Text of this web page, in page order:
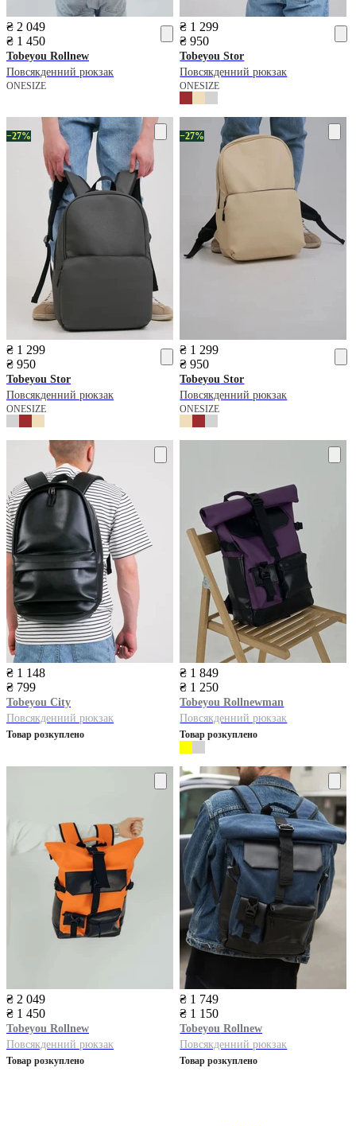
₴ 2 049
₴ 1 450
Tobeyou Rollnew
Повсякденний рюкзак
ONESIZE
₴ 1 299
₴ 950
Tobeyou Stor
Повсякденний рюкзак
ONESIZE
−27%
₴ 1 299
₴ 950
Tobeyou Stor
Повсякденний рюкзак
ONESIZE
−27%
₴ 1 299
₴ 950
Tobeyou Stor
Повсякденний рюкзак
ONESIZE
₴ 1 148
₴ 799
Tobeyou City
Повсякденний рюкзак
Товар розкуплено
₴ 1 849
₴ 1 250
Tobeyou Rollnewman
Повсякденний рюкзак
Товар розкуплено
₴ 2 049
₴ 1 450
Tobeyou Rollnew
Повсякденний рюкзак
Товар розкуплено
₴ 1 749
₴ 1 150
Tobeyou Rollnew
Повсякденний рюкзак
Товар розкуплено